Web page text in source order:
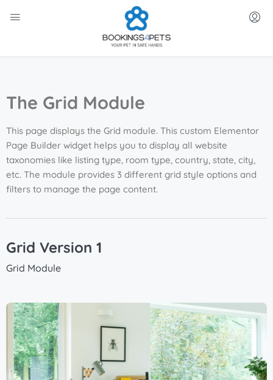
The Grid Module
This page displays the Grid module. This custom Elementor
Page Builder widget helps you to display all website
taxonomies like listing type, room type, country, state, city,
etc. The module provides 3 different grid style options and
filters to manage the page content.
Grid Version 1
Grid Module